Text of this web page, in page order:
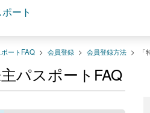
ートFAQ > 会員登録 > 会員登録方法 >
パスポートFAQ